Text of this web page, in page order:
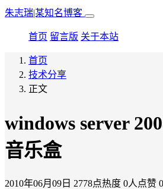
朱志瑞|某知名博客
首页 留言版 关于本站
首页
技术分享
正文
windows server
音乐盒
2010年06月09日 2778点热度 0人点赞